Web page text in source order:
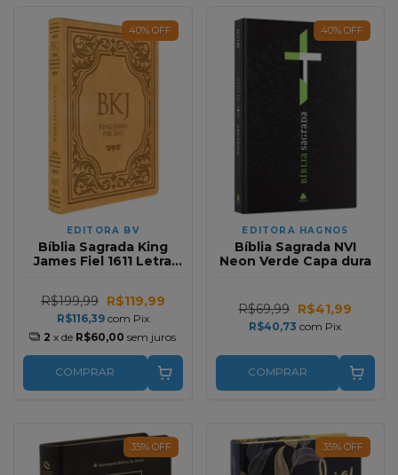
40% OFF
EDITORA BV
Bíblia Sagrada King
James Fiel 1611 Letra
R$199,99 R$119,99
R$116,39 com Pix
2 x de R$60,00 sem juros
COMPRAR
40% OFF
EDITORA HAGNOS
Bíblia Sagrada NVI
Neon Verde Capa dura
R$69,99 R$41,99
R$40,73com Pix
COMPRAR
35% OFF 35% OFF